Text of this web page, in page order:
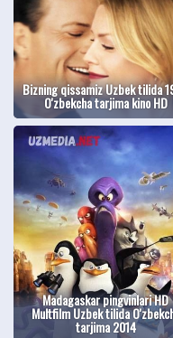
Bizning qissamiz Uzbek tilida
O'zbekcha tarjima kino HD
Madagaskar pingvinlari HD
Multfilm Uzbek tilida
tarjima 2014